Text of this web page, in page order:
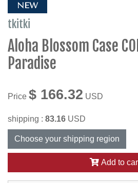
NEW
tkitki
Aloha Blossom Case
Paradise
Price $ 166.32 USD
shipping : 83.16 USD
Choose your shipping region
Add to